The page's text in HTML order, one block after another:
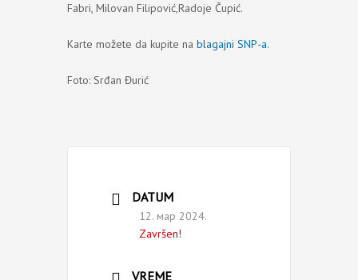
Fabri, Milovan Filipović,Radoje Čupić.
Karte možete da kupite na blagajni SNP-a.
Foto: Srđan Đurić
DATUM
12. мар 2024.
Završen!
VREME